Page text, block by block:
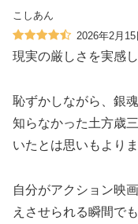
こしあん
2026年2月15
現実の厳しさを実感し
恥ずかしながら、銀
知らなかった土方歳
いたとは思いもより
自分がアクション映
えさせられる瞬間で